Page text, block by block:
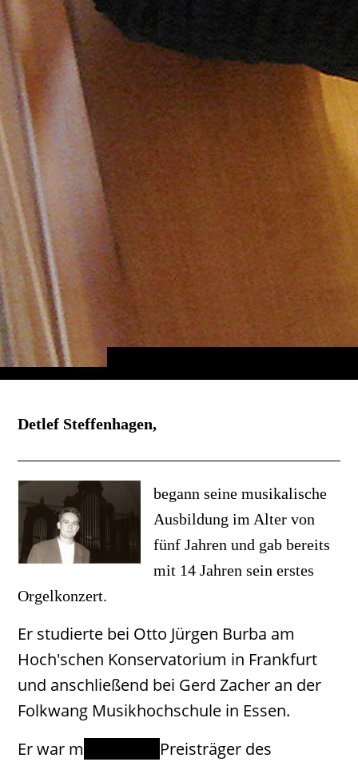
Detlef Steffenhagen,
begann seine musikalische
Ausbildung im Alter von
fünf Jahren und gab bereits
mit 14 Jahren sein erstes
Orgelkonzert.
Er studierte bei Otto Jürgen Burba am
Hoch'schen Konservatorium in Frankfurt
und anschließend bei Gerd Zacher an der
Folkwang Musikhochschule in Essen.
Er war m
Preisträger des